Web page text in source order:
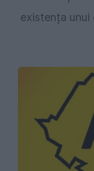
existența